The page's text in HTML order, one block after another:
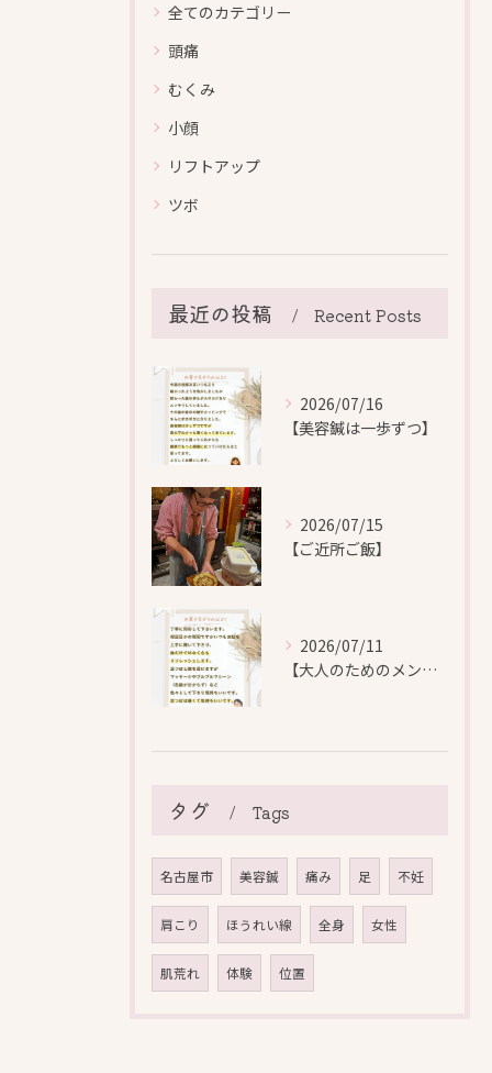
全てのカテゴリー
頭痛
むくみ
小顔
リフトアップ
ツボ
最近の投稿 Recent Posts
2026/07/16
【美容鍼は一歩ずつ】
2026/07/15
【ご近所ご飯】
2026/07/11
【大人のためのメンテナンス鍼灸】
タグ Tags
名古屋市 美容鍼 痛み 足 不妊
肩こり ほうれい線 全身 女性
肌荒れ 体験 位置